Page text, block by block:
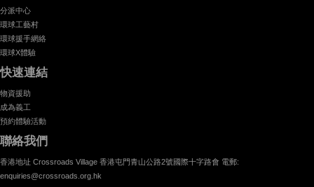
分派中心
環球工藝村
環球援手網絡
環球X體驗
快速連結
物資援助
成為義工
預約體驗活動
聯絡我們
香港地址 Crossroads Village 香港屯門青山公路2號國際十字路會 電郵:
enquiries@crossroads.org.hk